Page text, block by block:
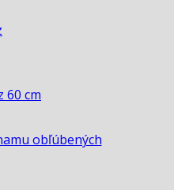
obľúbených